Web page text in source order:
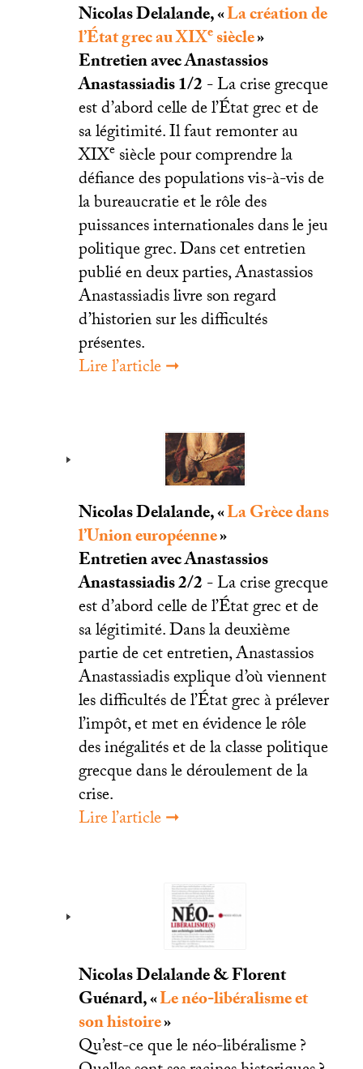
Nicolas Delalande, «La création de
l’État grec auXIXesiècle»
Entretien avec Anastassios
Anastassiadis 1/2- La crise grecque
est d’abord celle de l’État grec et de
sa légitimité. Il faut remonter au
XIXe siècle pour comprendre la
défiance des populations vis-à-vis de
la bureaucratie et le rôle des
puissances internationales dans le jeu
politique grec. Dans cet entretien
publié en deux parties, Anastassios
Anastassiadis livre son regard
d’historien sur les difficultés
présentes.
Lire l’article ➞
Nicolas Delalande, «La Grèce dans
l’Union européenne»
Entretien avec Anastassios
Anastassiadis 2/2- La crise grecque
est d’abord celle de l’État grec et de
sa légitimité. Dans la deuxième
partie de cet entretien, Anastassios
Anastassiadis explique d’où viennent
les difficultés de l’État grec à prélever
l’impôt, et met en évidence le rôle
des inégalités et de la classe politique
grecque dans le déroulement de la
crise.
Lire l’article ➞
Nicolas Delalande & Florent
Guénard, «Le néo-libéralisme et
son histoire»
Qu’est-ce que le néo-libéralisme?